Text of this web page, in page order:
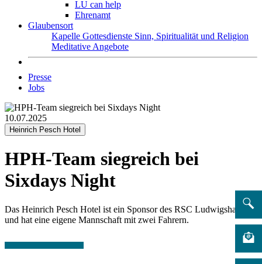
LU can help
Ehrenamt
Glaubensort
Kapelle Gottesdienste Sinn, Spiritualität und Religion
Meditative Angebote
Presse
Jobs
10.07.2025
Heinrich Pesch Hotel
HPH-Team siegreich bei
Sixdays Night
Das Heinrich Pesch Hotel ist ein Sponsor des RSC Ludwigshafen
und hat eine eigene Mannschaft mit zwei Fahrern.